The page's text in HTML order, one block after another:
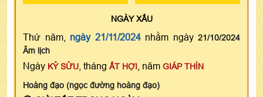
NGÀYXẤU
Thứ năm, ngày 21/11/2024nhằm ngày 21/10/2024
Âm lịch
Ngày KỶ SỬU , tháng ẤT HỢI , năm GIÁP THÌN
Hoàng đạo (ngọc đường hoàng đạo)